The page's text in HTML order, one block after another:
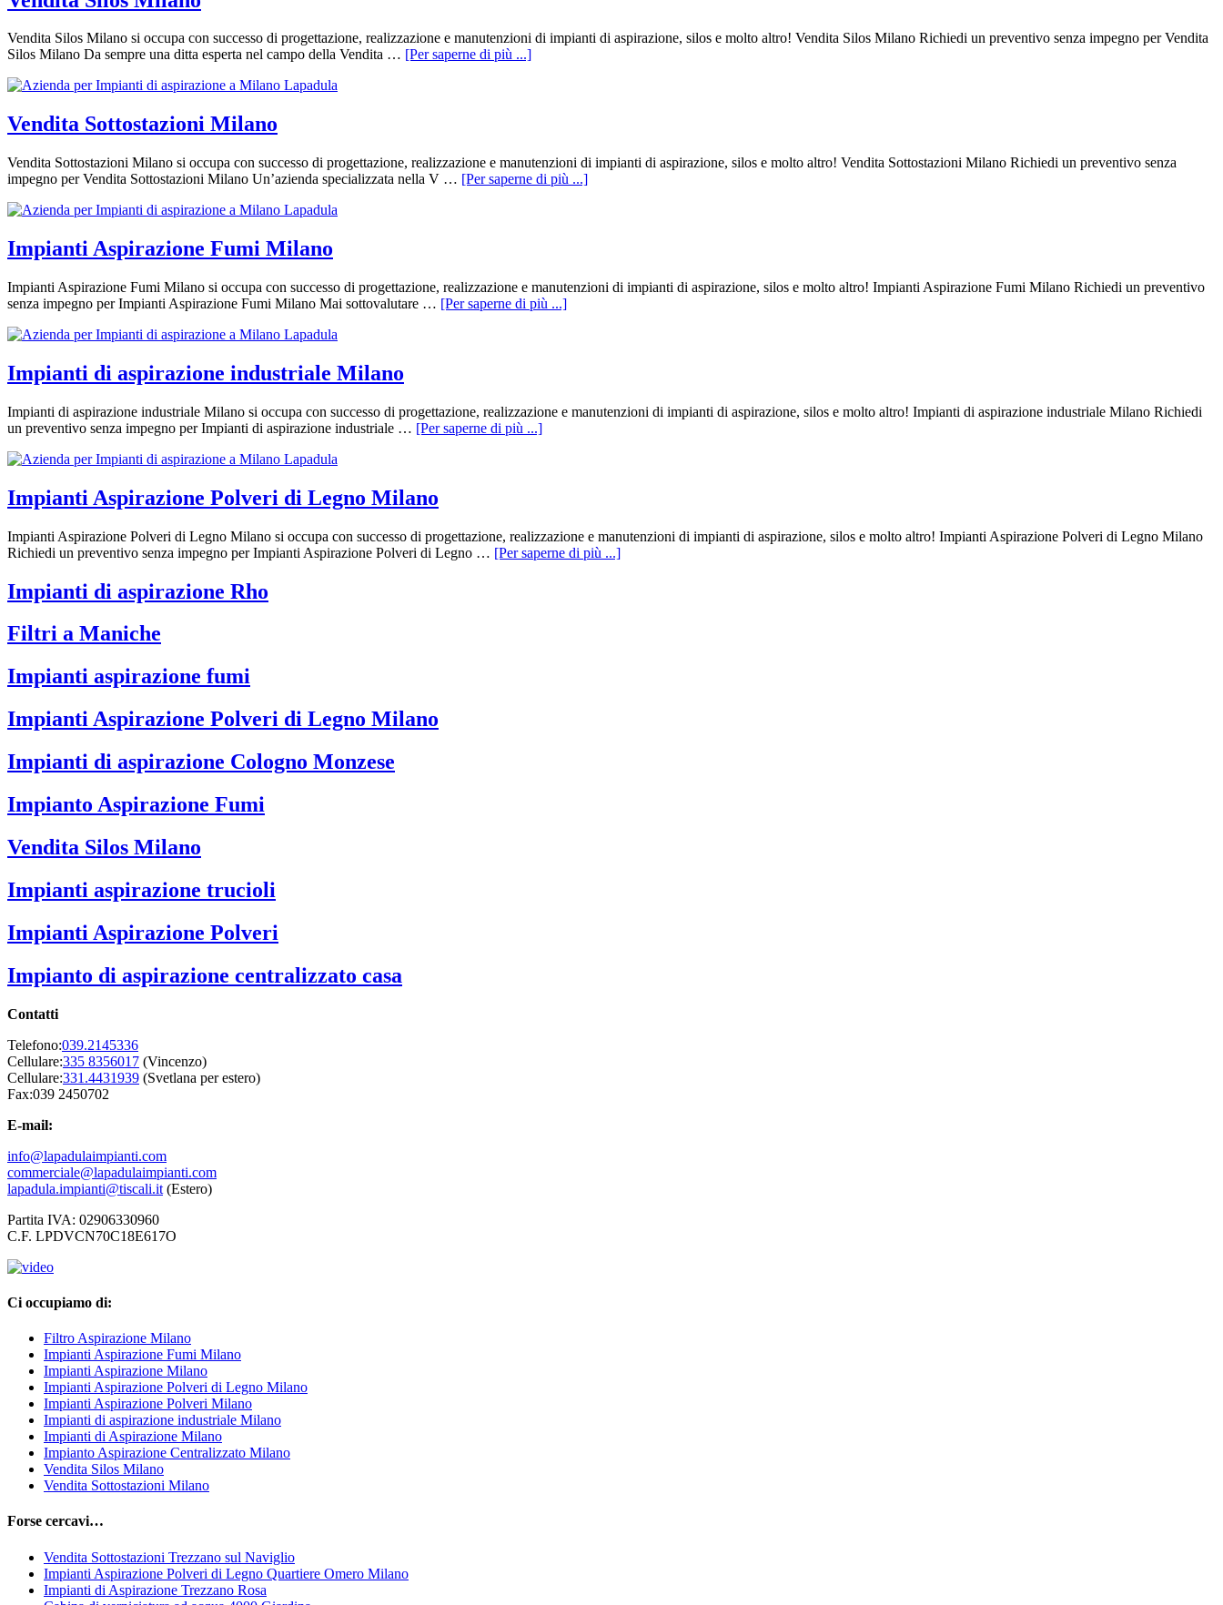
Vendita Silos Milano si occupa con successo di progettazione, realizzazione e manutenzioni di impianti di aspirazione, silos e molto altro! Vendita Silos Milano Richiedi un preventivo senza impegno per Vendita
Silos Milano Da sempre una ditta esperta nel campo della Vendita … [Per saperne di più ...]
Vendita Sottostazioni Milano
Vendita Sottostazioni Milano si occupa con successo di progettazione, realizzazione e manutenzioni di impianti di aspirazione, silos e molto altro! Vendita Sottostazioni Milano Richiedi un preventivo senza
impegno per Vendita Sottostazioni Milano Un’azienda specializzata nella V … [Per saperne di più ...]
Impianti Aspirazione Fumi Milano
Impianti Aspirazione Fumi Milano si occupa con successo di progettazione, realizzazione e manutenzioni di impianti di aspirazione, silos e molto altro! Impianti Aspirazione Fumi Milano Richiedi un preventivo
senza impegno per Impianti Aspirazione Fumi Milano Mai sottovalutare … [Per saperne di più ...]
Impianti di aspirazione industriale Milano
Impianti di aspirazione industriale Milano si occupa con successo di progettazione, realizzazione e manutenzioni di impianti di aspirazione, silos e molto altro! Impianti di aspirazione industriale Milano Richiedi
un preventivo senza impegno per Impianti di aspirazione industriale … [Per saperne di più ...]
Impianti Aspirazione Polveri di Legno Milano
Impianti Aspirazione Polveri di Legno Milano si occupa con successo di progettazione, realizzazione e manutenzioni di impianti di aspirazione, silos e molto altro! Impianti Aspirazione Polveri di Legno Milano
Richiedi un preventivo senza impegno per Impianti Aspirazione Polveri di Legno … [Per saperne di più ...]
Impianti di aspirazione Rho
Filtri a Maniche
Impianti aspirazione fumi
Impianti Aspirazione Polveri di Legno Milano
Impianti di aspirazione Cologno Monzese
Impianto Aspirazione Fumi
Vendita Silos Milano
Impianti aspirazione trucioli
Impianti Aspirazione Polveri
Impianto di aspirazione centralizzato casa
Contatti
Telefono:039.2145336
Cellulare:335 8356017 (Vincenzo)
Cellulare:331.4431939 (Svetlana per estero)
Fax:039 2450702
E-mail:
info@lapadulaimpianti.com
commerciale@lapadulaimpianti.com
lapadula.impianti@tiscali.it (Estero)
Partita IVA: 02906330960
C.F. LPDVCN70C18E617O
Ci occupiamo di:
Filtro Aspirazione Milano
Impianti Aspirazione Fumi Milano
Impianti Aspirazione Milano
Impianti Aspirazione Polveri di Legno Milano
Impianti Aspirazione Polveri Milano
Impianti di aspirazione industriale Milano
Impianti di Aspirazione Milano
Impianto Aspirazione Centralizzato Milano
Vendita Silos Milano
Vendita Sottostazioni Milano
Forse cercavi…
Vendita Sottostazioni Trezzano sul Naviglio
Impianti Aspirazione Polveri di Legno Quartiere Omero Milano
Impianti di Aspirazione Trezzano Rosa